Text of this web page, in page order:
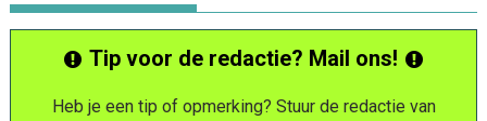
Tip voor de redactie? Mail ons!
Heb je een tip of opmerking? Stuur de redactie van